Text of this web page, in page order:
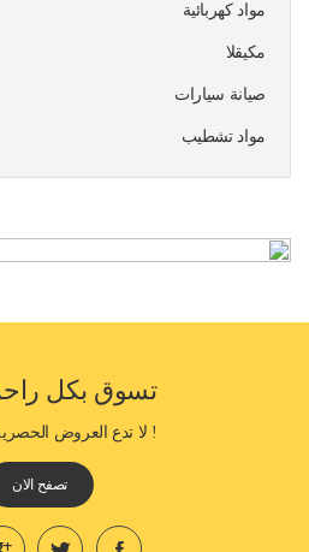
مواد كهربائية
مكيقلا
صيانة سيارات
مواد تشطيب
تسوق بكل
! لا تدع العروض
تصفح الان